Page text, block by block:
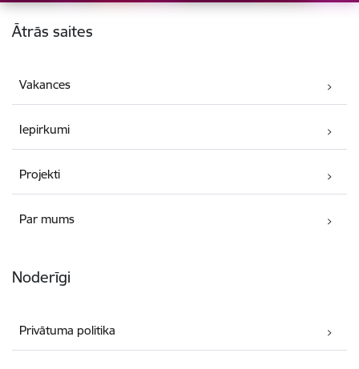
Kājene
Ātrās saites
Vakances
Iepirkumi
Projekti
Par mums
Noderīgi
Privātuma politika